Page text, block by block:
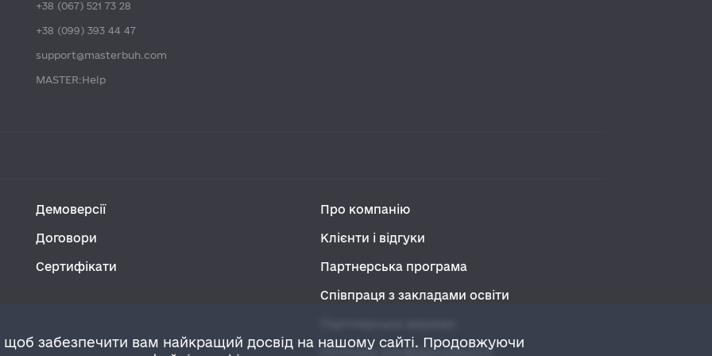
+38 (067) 521 73 28
+38 (099) 393 44 47
support@masterbuh.com
MASTER:Help
Демоверсії
Договори
Сертифікати
Про компанію
Клієнти і відгуки
Партнерська програма
Співпраця з закладами освіти
Політика конфіденційності
забезпечити вам найкращий досвід на нашому сайті. Продовжуючи